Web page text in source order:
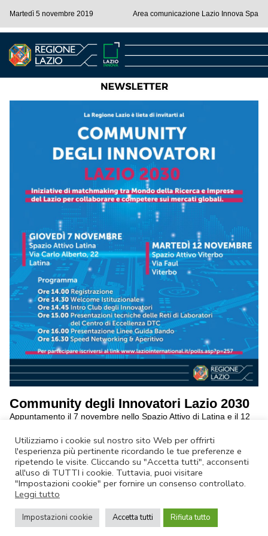
Utilizziamo i cookie sul nostro sito Web per offrirti
l'esperienza più pertinente ricordando le tue preferenze e
ripetendo le visite. Cliccando su "Accetta tutti", acconsenti
all'uso di TUTTI i cookie. Tuttavia, puoi visitare
"Impostazioni cookie" per fornire un consenso controllato.
Leggi tutto
Impostazioni cookie Accetta tutti Rifiuta tutto
Martedì 5 novembre 2019 Area comunicazione Lazio Innova Spa
Community degli Innovatori Lazio 2030
Appuntamento il 7 novembre nello Spazio Attivo di Latina e il 12
continua a leggere
Annulla Iscrizione| Privacy Policy
Non rispondere a questa email.Contatta Lazio Innova
© Lazio Innova SpA – Via dell’Amba Aradam, 9 – 00184 Roma – Tel.
06.60.51.60 – P.IVA 05950941004